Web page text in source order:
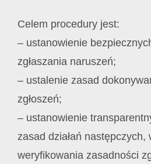
Celem procedury jest:
– ustanowienie
zgłaszania naruszeń;
– ustalenie zasad
zgłoszeń;
– ustanowienie
zasad działań następczych,
weryfikowania zasadności